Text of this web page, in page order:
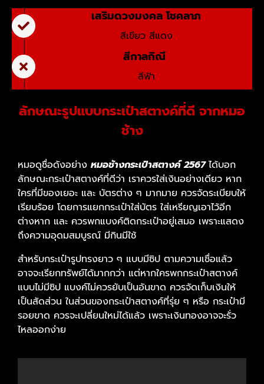
เสริมดวงมงคล โชคลาภ
สีเขียว สีแดง
สีกาลกิณี
สีฟ้า
ลักษณะรูปแบบกระเป๋าสตางค์ที่ดี จากหมอ
ช้าง
หมอดูชื่อดังอย่าง หมอช้างกระเป๋าสตางค์ 2567ได้บอก
ลักษณะกระเป๋าสตางค์ที่ดีว่า เราควรใส่เงินอย่างเดียว หาก
ใครที่มีของเยอะ และ บัตรต่าง ๆ มากมาย ควรจัดระเบียบให้
เรียบร้อย โดยการแยกกระเป๋าใส่บัตร ใส่เหรียญเอาไว้อีก
ต่างหาก และ ควรพกแบงค์ติดกระเป๋าอยู่เสมอ เพราะแสดง
ถึงความอุดมสมบูรณ์ มีกินมีใช้
สำหรับกระเป๋ารูปทรงยาว ๆ แบบมีซิป ตามความเชื่อแล้ว
อาจจะเรียกทรัพย์ได้มากกว่า แต่หากใครพกกระเป๋าสตางค์
แบบไม่มีซิป แบงค์ไม่ควรยับเป็นอันขาด ควรจัดเก็บเงินให้
เป็นสัดส่วน ในส่วนของกระเป๋าสตางค์ที่รุ่ย ๆ หรือ กระเป๋ามี
รอยขาด ควรจะเปลี่ยนใหม่ได้แล้ว เพราะเงินทองอาจจะรั่ว
ไหลออกง่าย